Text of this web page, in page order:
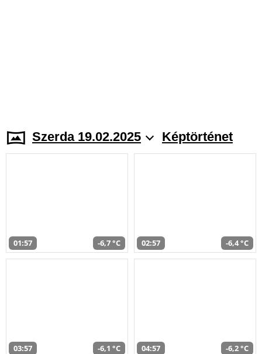
Szerda 19.02.2025 Képtörténet
01:57 -6,7 °C 02:57 -6,4 °C
03:57 -6,1 °C 04:57 -6,2 °C